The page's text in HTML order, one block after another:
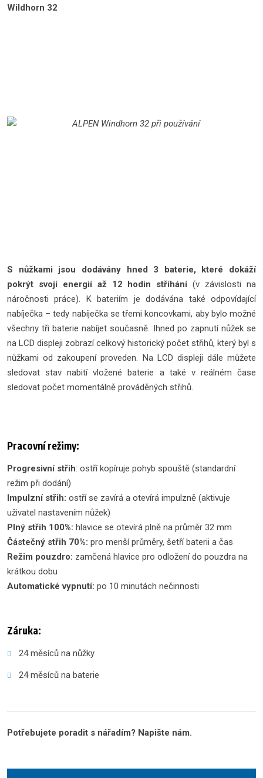
Wildhorn 32
S nůžkami jsou dodávány hned 3 baterie, které dokáží
pokrýt svojí energií až 12 hodin stříhání(v závislosti na
náročnosti práce). K bateriím je dodávána také odpovídající
nabíječka – tedy nabíječka se třemi koncovkami, aby bylo možné
všechny tři baterie nabíjet současně. Ihned po zapnutí nůžek se
na LCD displeji zobrazí celkový historický počet střihů, který byl s
nůžkami od zakoupení proveden. Na LCD displeji dále můžete
sledovat stav nabití vložené baterie a také v reálném čase
sledovat počet momentálně prováděných střihů.
Pracovní režimy:
Progresivní střih: ostří kopíruje pohyb spouště (standardní
režim při dodání)
Impulzní střih: ostří se zavírá a otevírá impulzně (aktivuje
uživatel nastavením nůžek)
Plný střih 100%: hlavice se otevírá plně na průměr 32 mm
Částečný střih 70%: pro menší průměry, šetří baterii a čas
Režim pouzdro: zamčená hlavice pro odložení do pouzdra na
krátkou dobu
Automatické vypnutí: po 10 minutách nečinnosti
Záruka:
24 měsíců na nůžky
24 měsíců na baterie
Potřebujete poradit s nářadím? Napište nám.